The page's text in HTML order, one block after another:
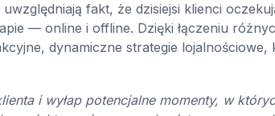
fakt, że dzisiejsi klienci
— online i offline. Dzięki łączeniu
dynamiczne strategie
i wyłap potencjalne momenty, w